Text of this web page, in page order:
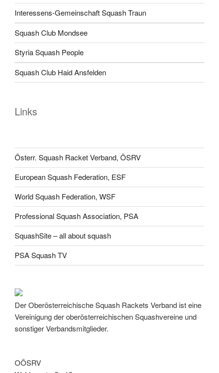
Interessens-Gemeinschaft Squash Traun
Squash Club Mondsee
Styria Squash People
Squash Club Haid Ansfelden
Links
Österr. Squash Racket Verband, ÖSRV
European Squash Federation, ESF
World Squash Federation, WSF
Professional Squash Association, PSA
SquashSite – all about squash
PSA Squash TV
Der Oberösterreichische Squash Rackets Verband ist eine
Vereinigung der oberösterreichischen Squashvereine und
sonstiger Verbandsmitglieder.
OÖSRV